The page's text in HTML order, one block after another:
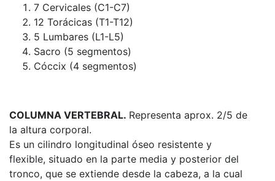
7 Cervicales (C1-C7)
12 Torácicas (T1-T12)
5 Lumbares (L1-L5)
Sacro (5 segmentos)
Cóccix (4 segmentos)
COLUMNA VERTEBRAL. Representa aprox. 2/5 de
la altura corporal.
Es un cilindro longitudinal óseo resistente y
flexible, situado en la parte media y posterior del
tronco, que se extiende desde la cabeza, a la cual